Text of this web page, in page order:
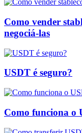
Como vender
negociá-las
USDT é seguro?
Como funciona o